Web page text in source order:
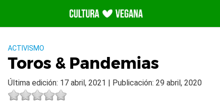
contenido
ACTIVISMO
Toros & Pandemias
Última edición: 17 abril, 2021 | Publicación: 29 abril, 2020